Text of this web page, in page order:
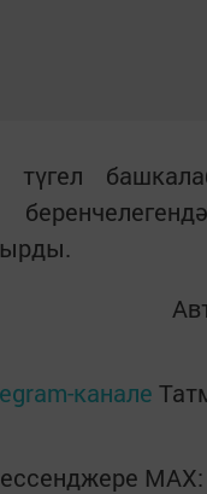
канале
MАХ: